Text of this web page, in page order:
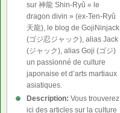
sur 神龍 Shin-Ryû « le
dragon divin » (ex-Ten-Ryû
天龍), le blog de GojiNinjack
(ゴジ忍ジャック), alias Jack
(ジャック), alias Goji (ゴジ)
un passionné de culture
japonaise et d’arts martiaux
asiatiques.
Description: Vous trouverez
ici des articles sur la culture